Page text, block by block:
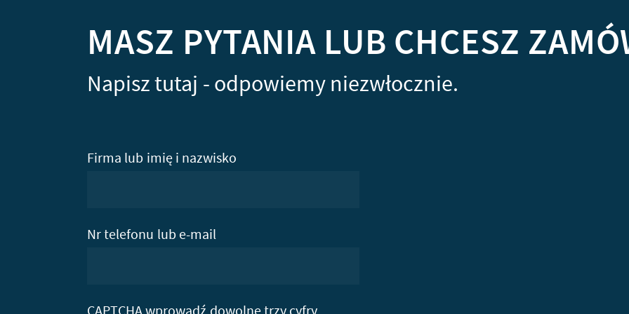
MASZ PYTANIA LUB CHCESZ
Napisz tutaj - odpowiemy niezwłocznie.
Firma lub imię i nazwisko
Nr telefonu lub e-mail